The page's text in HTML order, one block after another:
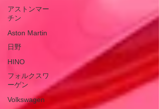
アストンマー
チン
Aston Martin
日野
HINO
フォルクスワ
ーゲン
Volkswagen